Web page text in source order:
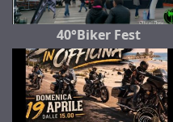
40°Biker Fest